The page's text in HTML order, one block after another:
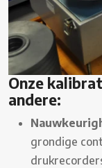
Onze
andere:
grondige